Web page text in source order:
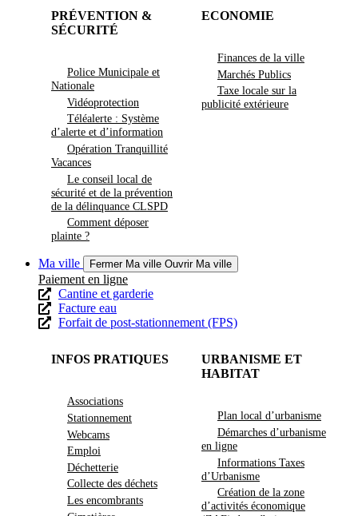
PRÉVENTION &
SÉCURITÉ
Police Municipale et
Nationale
Vidéoprotection
Téléalerte : Système
d’alerte et d’information
Opération Tranquillité
Vacances
Le conseil local de
sécurité et de la prévention
de la délinquance CLSPD
Comment déposer
plainte ?
ECONOMIE
Finances de la ville
Marchés Publics
Taxe locale sur la
publicité extérieure
Ma ville Fermer Ma ville Ouvrir Ma ville
Paiement en ligne
Cantine et garderie
Facture eau
Forfait de post-stationnement (FPS)
INFOS PRATIQUES
Associations
Stationnement
Webcams
Emploi
Déchetterie
Collecte des déchets
Les encombrants
URBANISME ET
HABITAT
Plan local d’urbanisme
Démarches d’urbanisme
en ligne
Informations Taxes
d’Urbanisme
Création de la zone
d’activités économique